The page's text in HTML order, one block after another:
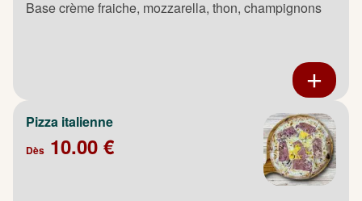
Base crème fraiche, mozzarella, thon, champignons
Pizza italienne
Dès 10.00 €